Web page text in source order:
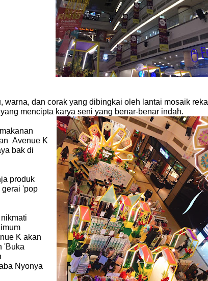
dan corak yang dibingkai oleh lantai mosaik reka
mencipta karya seni yang benar-benar indah.
Avenue K
bak di
produk
gerai 'pop
K akan
'Buka
Nyonya